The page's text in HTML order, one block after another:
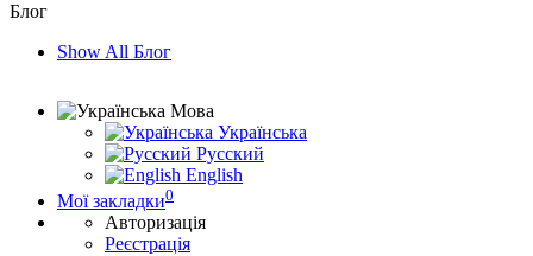
Блог
Show All Блог
Мова
Українська
Русский
English
Мої закладки0
Авторизація
Реєстрація